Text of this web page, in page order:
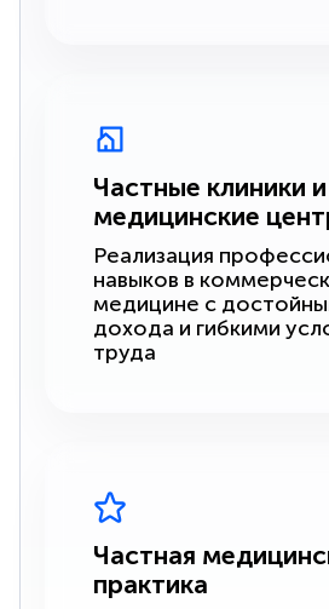
Частные клиники и
медицинские
Реализация
навыков в
медицине с
дохода и гибкими
труда
Частная
практика